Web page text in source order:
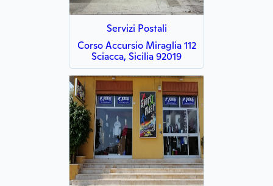
Servizi Postali
Corso Accursio Miraglia 112
Sciacca, Sicilia 92019